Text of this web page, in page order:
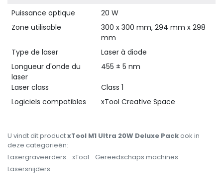
Puissance optique
20 W
Zone utilisable
300 x 300 mm, 294 mm x 298
mm
Type de laser
Laser à diode
Longueur d'onde du
laser
455 ± 5 nm
Laser class
Class 1
Logiciels compatibles
xTool Creative Space
U vindt dit productxTool M1 Ultra 20W Deluxe Pack ook in
deze categorieën:
Lasergraveerders
xTool
Gereedschaps machines
Lasersnijders